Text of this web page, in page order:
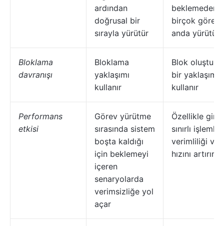
ardından
doğrusal bir
sırayla yürütür
beklemeden
birçok görevi
anda yürütür
Bloklama
davranışı
Bloklama
yaklaşımı
kullanır
Blok
bir yaklaşım
kullanır
Performans
etkisi
Görev yürütme
sırasında sistem
boşta kaldığı
için beklemeyi
içeren
senaryolarda
verimsizliğe yol
açar
Özellikle giriş-
sınırlı
verimliliği ve
hızını artırır